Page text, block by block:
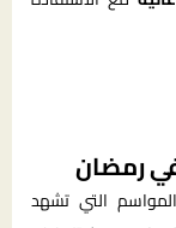
رمضان
التي تشهد